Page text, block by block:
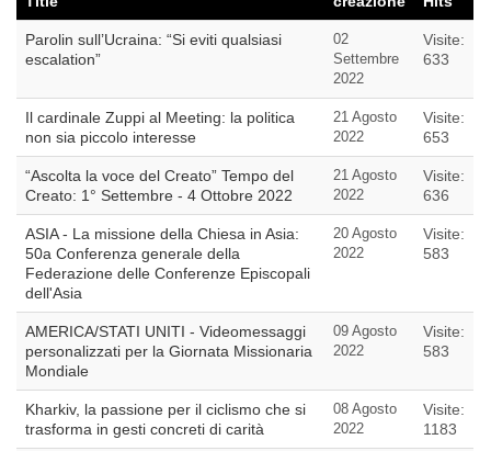
Parolin sull’Ucraina: “Si eviti qualsiasi
escalation”
02
Settembre
2022
Visite:
633
Il cardinale Zuppi al Meeting: la politica
non sia piccolo interesse
21 Agosto
2022
Visite:
653
“Ascolta la voce del Creato” Tempo del
Creato: 1° Settembre - 4 Ottobre 2022
21 Agosto
2022
Visite:
636
ASIA - La missione della Chiesa in Asia:
50a Conferenza generale della
Federazione delle Conferenze Episcopali
dell'Asia
20 Agosto
2022
Visite:
583
AMERICA/STATI UNITI - Videomessaggi
personalizzati per la Giornata Missionaria
Mondiale
09 Agosto
2022
Visite:
583
Kharkiv, la passione per il ciclismo che si
trasforma in gesti concreti di carità
08 Agosto
2022
Visite:
1183